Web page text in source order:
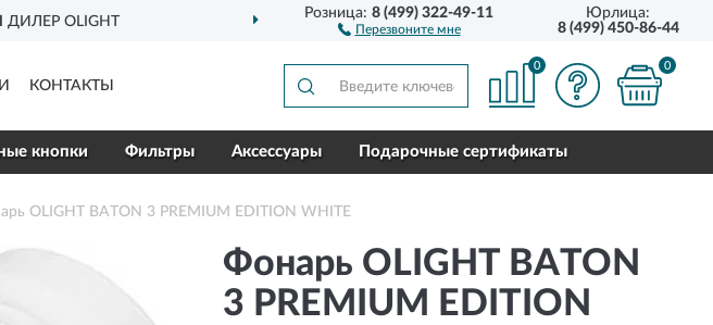
ДИЛЕР OLIGHT ДОСТАВИМ ПО ВСЕЙ РОССИИ
Розница:8 (499) 322-49-11
Перезвоните мне
Юрлица:
8 (499) 450-86-44
КОНТАКТЫ
0 0
кнопки Фильтры Аксессуары Подарочные сертификаты
OLIGHT BATON 3 PREMIUM EDITION WHITE
Фонарь OLIGHT BATON
3 PREMIUM EDITION